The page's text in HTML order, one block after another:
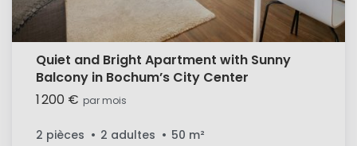
Quiet and Bright Apartment with Sunny
Balcony in Bochum’s City Center
1 200 € par mois
2 pièces 2 adultes 50 m²